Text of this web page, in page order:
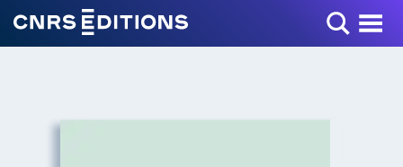
Toggle Menu